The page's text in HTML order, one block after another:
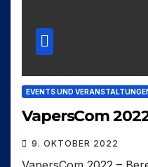
EVENTS UND
VapersCom
9. OKTOBER 2022